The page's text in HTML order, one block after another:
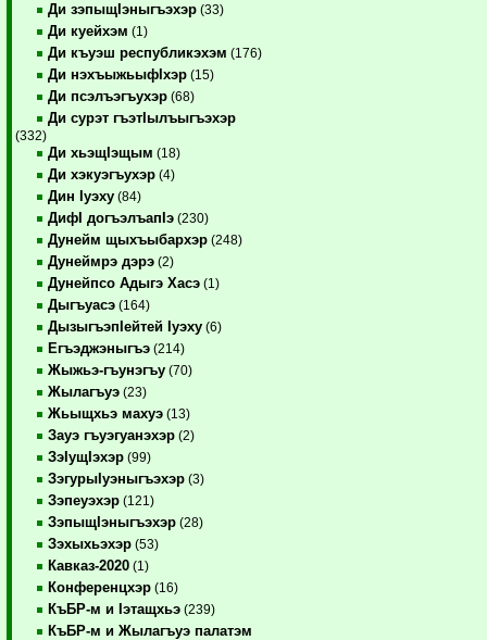
Ди зэпыщIэныгъэхэр (33)
Ди куейхэм (1)
Ди къуэш республикэхэм (176)
Ди нэхъыжьыфIхэр (15)
Ди псэлъэгъухэр (68)
Ди сурэт гъэтIылъыгъэхэр
(332)
Ди хьэщIэщым (18)
Ди хэкуэгъухэр (4)
Дин Iуэху (84)
ДифI догъэлъапIэ (230)
Дунейм щыхъыбархэр (248)
Дунеймрэ дэрэ (2)
Дунейпсо Адыгэ Хасэ (1)
Дыгъуасэ (164)
ДызыгъэпIейтей Iуэху (6)
Егъэджэныгъэ (214)
Жыжьэ-гъунэгъу (70)
Жылагъуэ (23)
Жьыщхьэ махуэ (13)
Зауэ гъуэгуанэхэр (2)
ЗэIущIэхэр (99)
ЗэгурыIуэныгъэхэр (3)
Зэпеуэхэр (121)
ЗэпыщIэныгъэхэр (28)
Зэхыхьэхэр (53)
Кавказ-2020 (1)
Конференцхэр (16)
КъБР-м и Iэтащхьэ (239)
КъБР-м и Жылагъуэ палатэм